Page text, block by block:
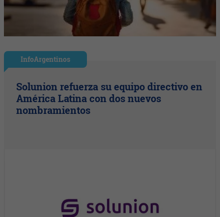
InfoArgentinos
Solunion refuerza su equipo directivo en
América Latina con dos nuevos
nombramientos